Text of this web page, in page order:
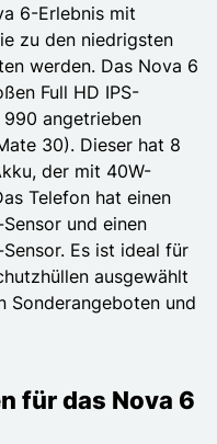
6-Erlebnis mit
zu den niedrigsten
werden. Das Nova 6
Full HD IPS-
angetrieben
30). Dieser hat 8
der mit 40W-
Telefon hat einen
und einen
Es ist ideal für
ausgewählt
Sonderangeboten und
für das Nova 6